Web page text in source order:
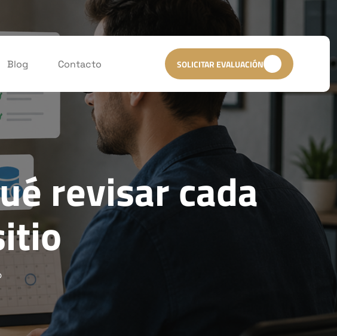
Blog Contacto SOLICITAR EVALUACIÓN
revisar cada